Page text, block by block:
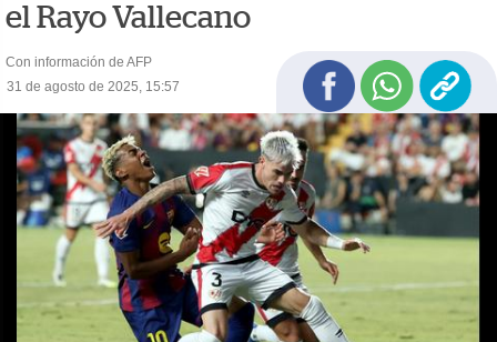
el Rayo Vallecano
Con información de AFP
31 de agosto de 2025, 15:57